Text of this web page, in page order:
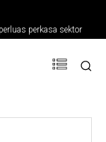
perkasa sektor